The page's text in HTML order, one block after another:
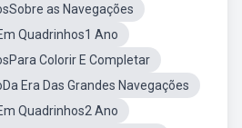
as Navegações
Quadrinhos1 Ano
Colorir E Completar
Era Das Grandes Navegações
Quadrinhos2 Ano